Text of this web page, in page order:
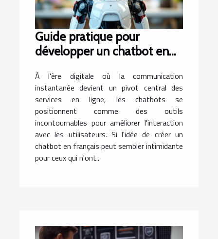
Guide pratique pour
développer un chatbot en
programmation
À l'ère digitale où la communication
instantanée devient un pivot central des
services en ligne, les chatbots se
positionnent comme des outils
incontournables pour améliorer l'interaction
avec les utilisateurs. Si l'idée de créer un
chatbot en français peut sembler intimidante
pour ceux qui n'ont...